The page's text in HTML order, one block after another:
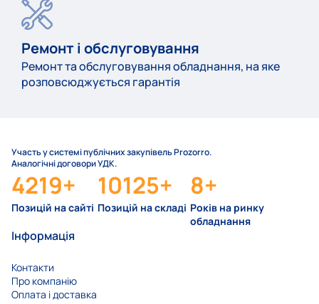
Ремонт і обслуговування
Ремонт та обслуговування обладнання, на яке
розповсюджується гарантія
Участь у системі публічних закупівель Prozorro.
Аналогічні договори УДК.
8+
Років на ринку
обладнання
10125+
Позицій на складі
4219+
Позицій на сайті
Маєте додаткові питання або не
знайшли потрібний вам товар?
Звʼяжіться з нашим менеджером